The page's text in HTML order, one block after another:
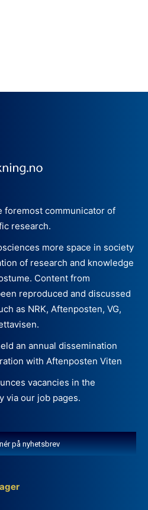
foremost communicator of
research.
more space in society
of research and knowledge
Content from
reproduced and discussed
as NRK, Aftenposten, VG,
an annual dissemination
with Aftenposten Viten
vacancies in the
via our job pages.
på nyhetsbrev